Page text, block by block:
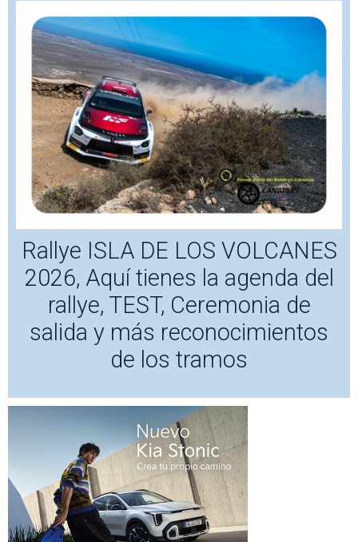
Rallye ISLA DE LOS VOLCANES
2026, Aquí tienes la agenda del
rallye, TEST, Ceremonia de
salida y más reconocimientos
de los tramos